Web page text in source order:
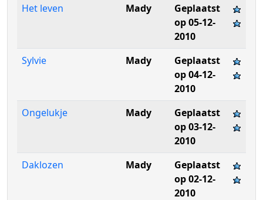
Het leven
Mady
Geplaatst
op 05-12-
2010
Sylvie
Mady
Geplaatst
op 04-12-
2010
Ongelukje
Mady
Geplaatst
op 03-12-
2010
Daklozen
Mady
Geplaatst
op 02-12-
2010